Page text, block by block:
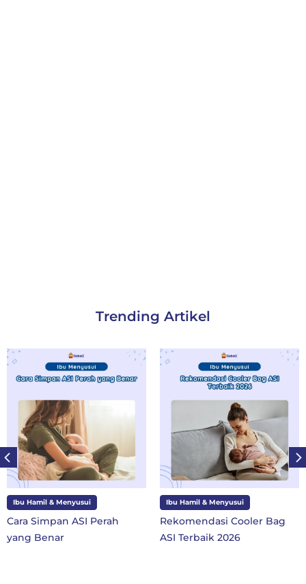
Trending Artikel
Ibu Hamil & Menyusui
Rekomendasi Cooler Bag
ASI Terbaik 2026
Ibu dan Anak
10 Perlengkapan Sekolah
SD Kelas 1 di Tahun Ajaran